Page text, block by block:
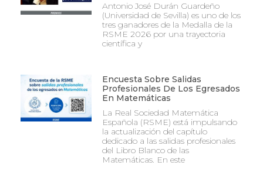
Antonio José Durán Guardeño
(Universidad de Sevilla) es uno de los
tres ganadores de la Medalla de la
RSME 2026 por una trayectoria
científica y
Encuesta Sobre Salidas
Profesionales De Los Egresados
En Matemáticas
La Real Sociedad Matemática
Española (RSME) está impulsando
la actualización del capítulo
dedicado a las salidas profesionales
del Libro Blanco de las
Matemáticas. En este